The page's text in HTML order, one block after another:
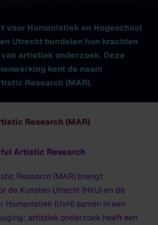
voor Humanistiek en Hogeschool
Utrecht bundelen hun krachten
artistiek onderzoek. Deze
kent de naam
Research (MAR).
Research (MAR)
Artistic Research
Research (MAR) brengt
de Kunsten Utrecht (HKU) en de
Humanistiek (UvH) samen in een
artistiek onderzoek heeft een